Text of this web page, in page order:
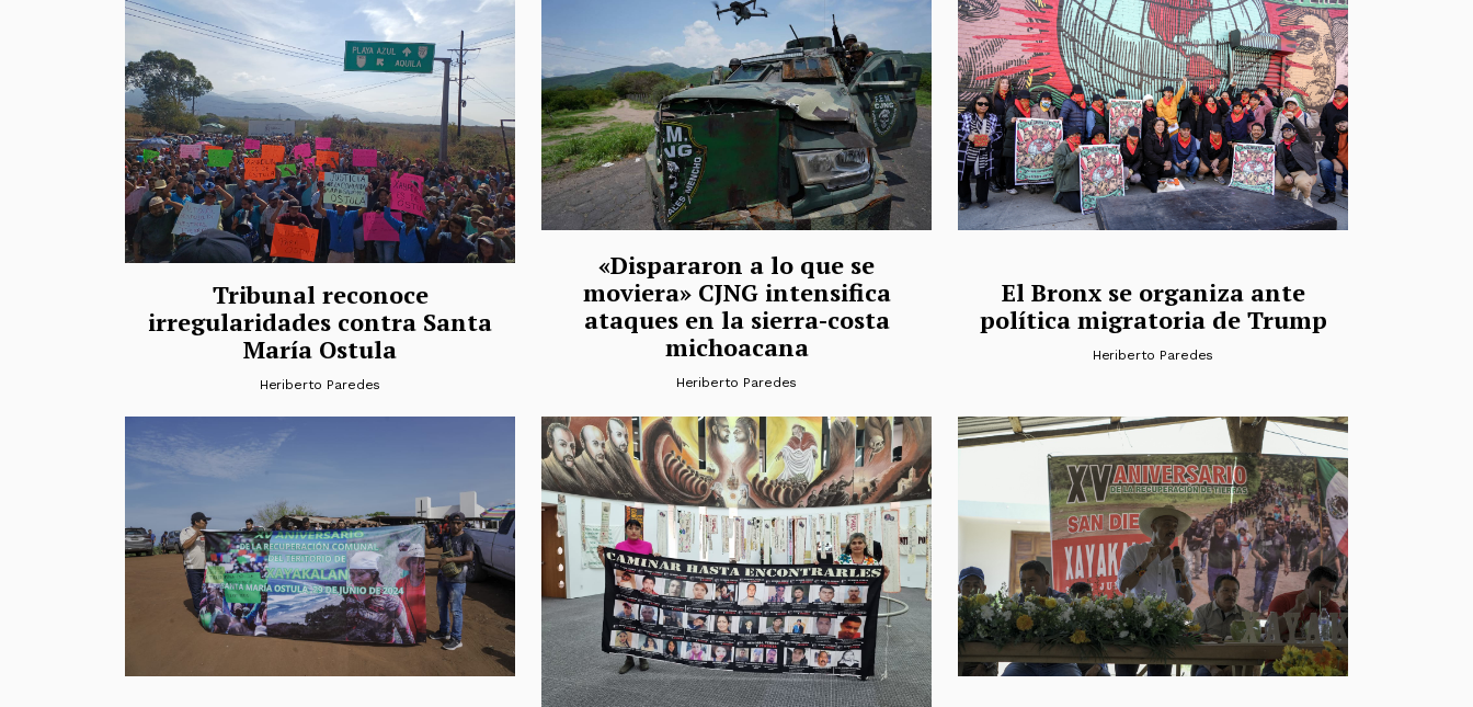
Tribunal reconoce
irregularidades contra Santa
María Ostula
Heriberto Paredes
«Dispararon a lo que se
moviera» CJNG intensifica
ataques en la sierra-costa
michoacana
Heriberto Paredes
El Bronx se organiza ante
política migratoria de Trump
Heriberto Paredes